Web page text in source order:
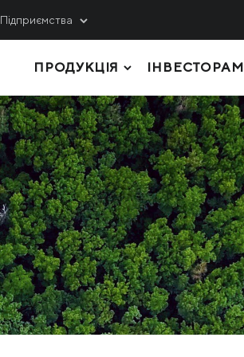
Підприємства
ЛОГІСТИКА
МРМЗ
КРМЗ
Метінвест-Шіппінг
Metinvest Digital
Метінвест Бізнес Сервіс
Метінвест Січсталь
ПРОДУКЦІЯ
ТОВСТОЛИСТОВИЙ ПРОКАТ
ТРУБИ І ПРОФІЛІ
РУЛОННИЙ ПРОКАТ
ЛИСТОВИЙ ПРОКАТ
СОРТОВИЙ ПРОКАТ
СИРОВИНА ТА НАПІВФАБРИКАТИ
ІНВЕСТОРАМ